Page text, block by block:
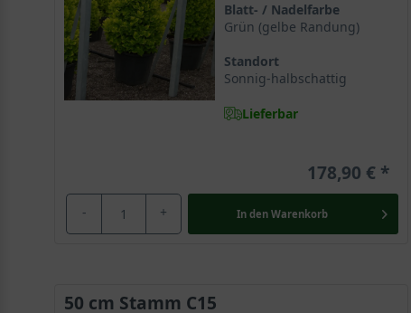
Blatt- / Nadelfarbe
Grün (gelbe Randung)
Standort
Sonnig-halbschattig
Lieferbar
178,90 €
- + In den Warenkorb
50 cm Stamm C15